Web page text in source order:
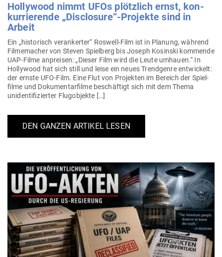
Hol­lywood nimmt UFOs plötzlich ernst, kon­
kur­rie­rende „Disclosure“-Projekte sind in
Arbeit
Ein „his­to­risch ver­an­kerter“ Roswell-Film ist in Planung, während
Fil­me­macher von Steven Spielberg bis Joseph Kos­inski kom­mende
UAP-Filme anpreisen: „Dieser Film wird die Leute umhauen.“ In
Hol­lywood hat sich still und leise ein neues Trend­genre ent­wi­ckelt:
der ernste UFO-Film. Eine Flut von Pro­jekten im Bereich der Spiel­
filme und Doku­men­tar­filme beschäftigt sich mit dem Thema
uniden­ti­fi­zierter Flugobjekte […]
DEN GANZEN ARTIKEL LESEN